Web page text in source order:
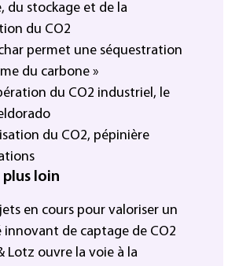
du stockage et de la
du CO2
permet une séquestration
du carbone »
du CO2 industriel, le
du CO2, pépinière
loin
en cours pour valoriser un
innovant de captage de CO2
Lotz ouvre la voie à la